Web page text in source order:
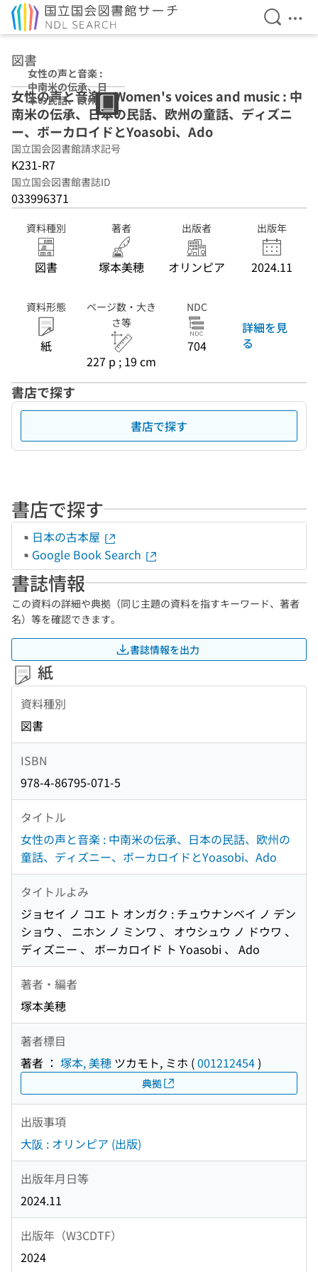
検索を
メ
図書
女性の声と音楽 :
中南米の伝承、日
本の民話、欧州の
童話、ディズニ
ー、ボーカロイド
とYoasobi、Ado
女性の声と音楽 = Women's voices and music : 中
南米の伝承、日本の民話、欧州の童話、ディズニ
ー、ボーカロイドとYoasobi、Ado
国立国会図書館請求記号
K231-R7
国立国会図書館書誌ID
033996371
資料種別
図書
著者
塚本美穂
出版者
オリンピア
出版年
2024.11
資料形態
紙
ページ数・大き
さ等
227 p ; 19 cm
NDC
704
詳細を見
る
書店で探す
書店で探す
書店で探す
日本の古本屋
Google Book Search
書誌情報
この資料の詳細や典拠（同じ主題の資料を指すキーワード、著者
名）等を確認できます。
書誌情報を出力
紙
資料種別
図書
ISBN
978-4-86795-071-5
タイトル
女性の声と音楽 : 中南米の伝承、日本の民話、欧州の
童話、ディズニー、ボーカロイドとYoasobi、Ado
タイトルよみ
ジョセイ ノ コエ ト オンガク : チュウナンベイ ノ デン
ショウ 、 ニホン ノ ミンワ 、 オウシュウ ノ ドウワ 、
ディズニー 、 ボーカロイド ト Yoasobi 、 Ado
著者・編者
塚本美穂
著者標目
著者 ： 塚本, 美穂 ツカモト, ミホ (001212454)
典拠
出版事項
大阪 : オリンピア (出版)
出版年月日等
2024.11
出版年（W3CDTF）
2024